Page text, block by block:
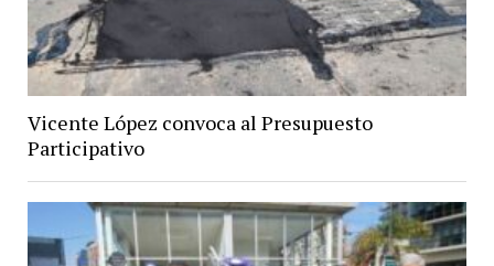
Vicente López convoca al Presupuesto
Participativo